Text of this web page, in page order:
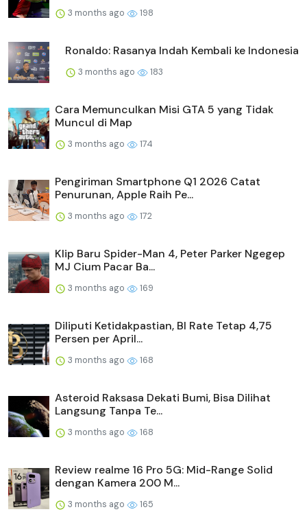
3 months ago 198
Ronaldo: Rasanya Indah Kembali ke Indonesia
3 months ago 183
Cara Memunculkan Misi GTA 5 yang Tidak
Muncul di Map
3 months ago 174
Pengiriman Smartphone Q1 2026 Catat
Penurunan, Apple Raih Pe...
3 months ago 172
Klip Baru Spider-Man 4, Peter Parker Ngegep
MJ Cium Pacar Ba...
3 months ago 169
Diliputi Ketidakpastian, BI Rate Tetap 4,75
Persen per April...
3 months ago 168
Asteroid Raksasa Dekati Bumi, Bisa Dilihat
Langsung Tanpa Te...
3 months ago 168
Review realme 16 Pro 5G: Mid-Range Solid
dengan Kamera 200 M...
3 months ago 165